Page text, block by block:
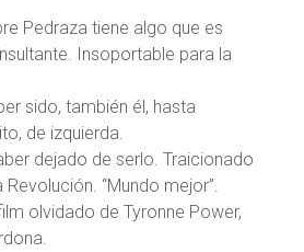
Pedraza tiene algo que es
Insoportable para la
sido, también él, hasta
de izquierda.
dejado de serlo. Traicionado
“Mundo mejor”.
olvidado de Tyronne Power,